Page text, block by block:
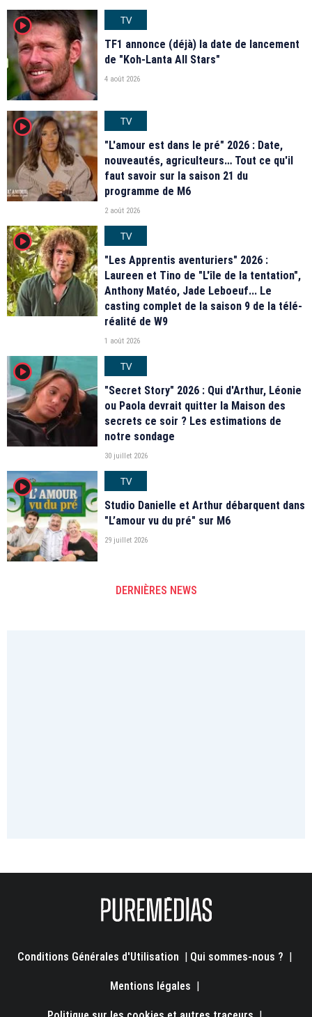
player2
TV
TF1 annonce (déjà) la date de lancement
de "Koh-Lanta All Stars"
4 août 2026
player2
TV
"L'amour est dans le pré" 2026 : Date,
nouveautés, agriculteurs… Tout ce qu'il
faut savoir sur la saison 21 du
programme de M6
2 août 2026
player2
TV
"Les Apprentis aventuriers" 2026 :
Laureen et Tino de "L'île de la tentation",
Anthony Matéo, Jade Leboeuf... Le
casting complet de la saison 9 de la télé-
réalité de W9
1 août 2026
player2
TV
"Secret Story" 2026 : Qui d'Arthur, Léonie
ou Paola devrait quitter la Maison des
secrets ce soir ? Les estimations de
notre sondage
30 juillet 2026
player2
TV
Studio Danielle et Arthur débarquent dans
"L’amour vu du pré" sur M6
29 juillet 2026
DERNIÈRES NEWS
Conditions Générales d'Utilisation | Qui sommes-nous ? |
Mentions légales |